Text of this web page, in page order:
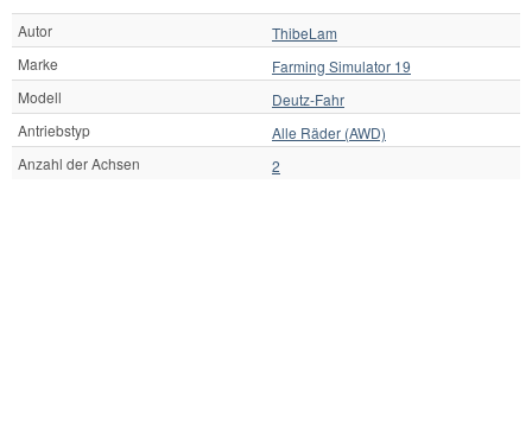
Autor
ThibeLam
Marke
Farming Simulator 19
Modell
Deutz-Fahr
Antriebstyp
Alle Räder (AWD)
Anzahl der Achsen
2